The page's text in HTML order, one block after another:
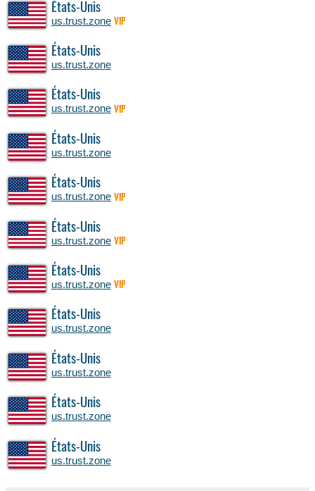
États-Unis
us.trust.zone VIP
États-Unis
us.trust.zone
États-Unis
us.trust.zone VIP
États-Unis
us.trust.zone
États-Unis
us.trust.zone VIP
États-Unis
us.trust.zone VIP
États-Unis
us.trust.zone VIP
États-Unis
us.trust.zone
États-Unis
us.trust.zone
États-Unis
us.trust.zone
États-Unis
us.trust.zone